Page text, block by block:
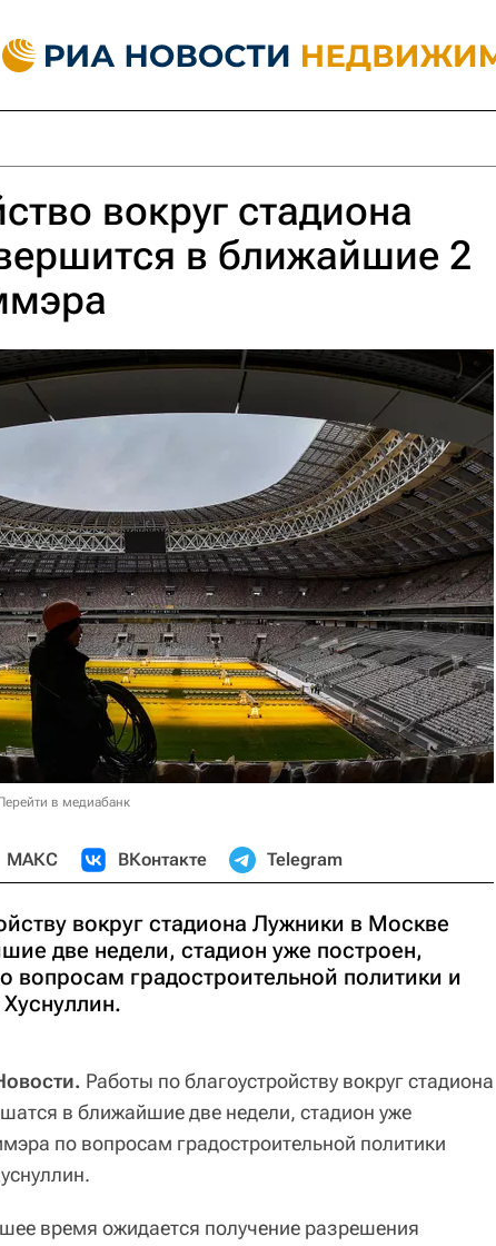
вокруг стадиона
в ближайшие 2
в медиабанк
МАКС ВКонтакте Telegram
вокруг стадиона Лужники в Москве
две недели, стадион уже построен,
вопросам градостроительной политики и
Работы по благоустройству вокруг стадиона
в ближайшие две недели, стадион уже
по вопросам градостроительной политики
время ожидается получение разрешения